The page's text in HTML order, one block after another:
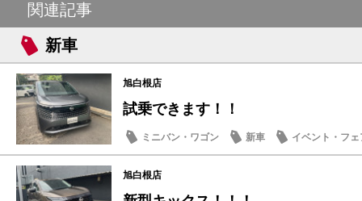
関連記事
新車
旭白根店
試乗できます！！
ミニバン・ワゴン 新車 イベント・フェ
旭白根店